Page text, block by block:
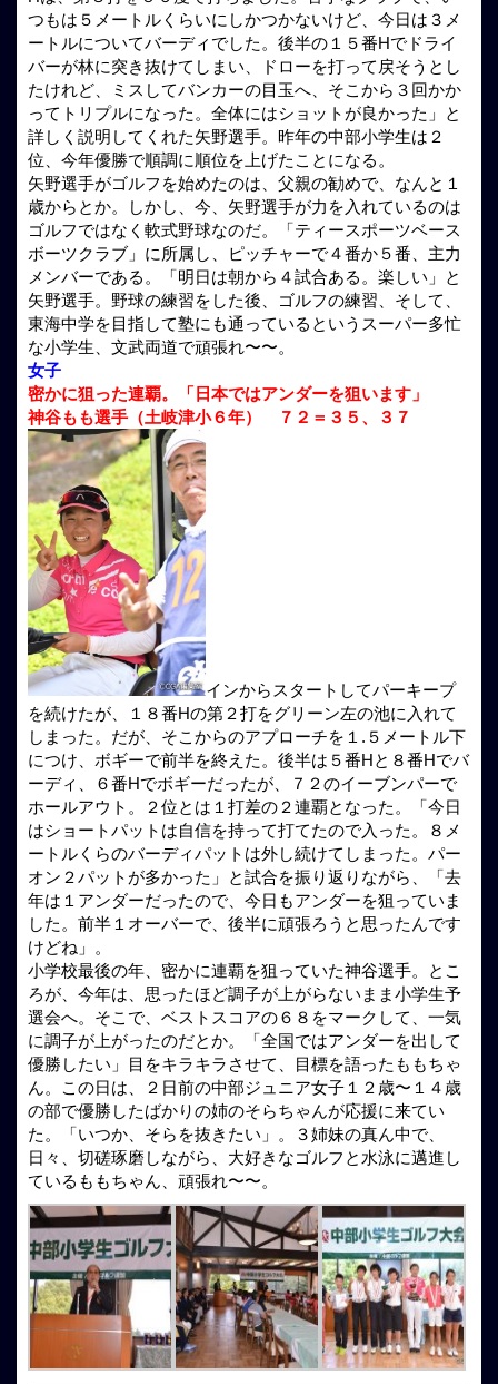
つもは５メートルくらいにしかつかないけど、今日は３メ
ートルについてバーディでした。後半の１５番Hでドライ
バーが林に突き抜けてしまい、ドローを打って戻そうとし
たけれど、ミスしてバンカーの目玉へ、そこから３回かか
ってトリプルになった。全体にはショットが良かった」と
詳しく説明してくれた矢野選手。昨年の中部小学生は２
位、今年優勝で順調に順位を上げたことになる。
矢野選手がゴルフを始めたのは、父親の勧めで、なんと１
歳からとか。しかし、今、矢野選手が力を入れているのは
ゴルフではなく軟式野球なのだ。「ティースポーツベース
ボーツクラブ」に所属し、ピッチャーで４番か５番、主力
メンバーである。「明日は朝から４試合ある。楽しい」と
矢野選手。野球の練習をした後、ゴルフの練習、そして、
東海中学を目指して塾にも通っているというスーパー多忙
な小学生、文武両道で頑張れ〜〜。
女子
密かに狙った連覇。「日本ではアンダーを狙います」
神谷もも選手（土岐津小６年） ７２＝３５、３７
インからスタートしてパーキープ
を続けたが、１８番Hの第２打をグリーン左の池に入れて
しまった。だが、そこからのアプローチを１.５メートル下
につけ、ボギーで前半を終えた。後半は５番Hと８番Hでバ
ーディ、６番Hでボギーだったが、７２のイーブンパーで
ホールアウト。２位とは１打差の２連覇となった。「今日
はショートパットは自信を持って打てたので入った。８メ
ートルくらのバーディパットは外し続けてしまった。パー
オン２パットが多かった」と試合を振り返りながら、「去
年は１アンダーだったので、今日もアンダーを狙っていま
した。前半１オーバーで、後半に頑張ろうと思ったんです
けどね」。
小学校最後の年、密かに連覇を狙っていた神谷選手。とこ
ろが、今年は、思ったほど調子が上がらないまま小学生予
選会へ。そこで、ベストスコアの６８をマークして、一気
に調子が上がったのだとか。「全国ではアンダーを出して
優勝したい」目をキラキラさせて、目標を語ったももちゃ
ん。この日は、２日前の中部ジュニア女子１２歳〜１４歳
の部で優勝したばかりの姉のそらちゃんが応援に来てい
た。「いつか、そらを抜きたい」。３姉妹の真ん中で、
日々、切磋琢磨しながら、大好きなゴルフと水泳に邁進し
ているももちゃん、頑張れ〜〜。